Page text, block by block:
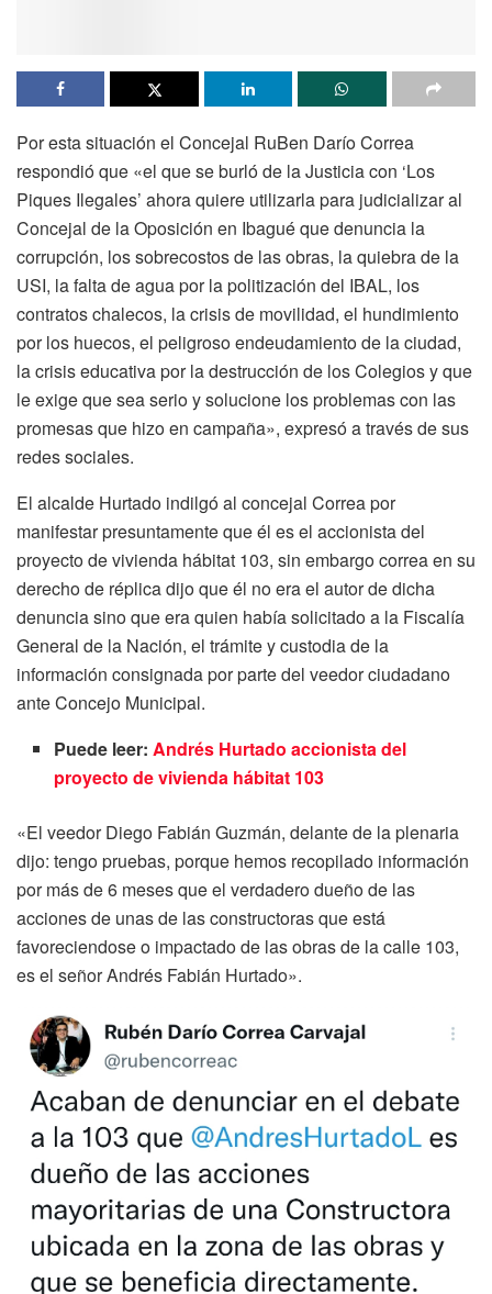
Por esta situación el Concejal RuBen Darío Correa
respondió que «el que se burló de la Justicia con ‘Los
Piques Ilegales’ ahora quiere utilizarla para judicializar al
Concejal de la Oposición en Ibagué que denuncia la
corrupción, los sobrecostos de las obras, la quiebra de la
USI, la falta de agua por la politización del IBAL, los
contratos chalecos, la crisis de movilidad, el hundimiento
por los huecos, el peligroso endeudamiento de la ciudad,
la crisis educativa por la destrucción de los Colegios y que
le exige que sea serio y solucione los problemas con las
promesas que hizo en campaña», expresó a través de sus
redes sociales.
El alcalde Hurtado indilgó al concejal Correa por
manifestar presuntamente que él es el accionista del
proyecto de vivienda hábitat 103, sin embargo correa en su
derecho de réplica dijo que él no era el autor de dicha
denuncia sino que era quien había solicitado a la Fiscalía
General de la Nación, el trámite y custodia de la
información consignada por parte del veedor ciudadano
ante Concejo Municipal.
Puede leer:Andrés Hurtado accionista del
proyecto de vivienda hábitat 103
«El veedor Diego Fabián Guzmán, delante de la plenaria
dijo: tengo pruebas, porque hemos recopilado información
por más de 6 meses que el verdadero dueño de las
acciones de unas de las constructoras que está
favoreciendose o impactado de las obras de la calle 103,
es el señor Andrés Fabián Hurtado».